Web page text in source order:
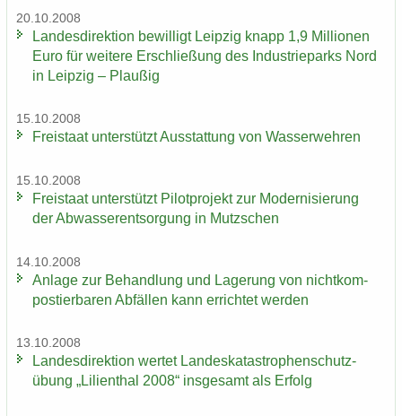
20.10.2008
Lan­des­di­rek­ti­on be­wil­ligt Leip­zig knapp 1,9 Mil­lio­nen
Euro für wei­te­re Er­schlie­ßung des In­dus­trie­parks Nord
in Leip­zig – Plau­ßig
15.10.2008
Frei­staat un­ter­stützt Aus­stat­tung von Was­ser­weh­ren
15.10.2008
Frei­staat un­ter­stützt Pi­lot­pro­jekt zur Mo­der­ni­sie­rung
der Ab­was­ser­ent­sor­gung in Mutz­schen
14.10.2008
An­la­ge zur Be­hand­lung und La­ge­rung von nicht­kom­
pos­tier­ba­ren Ab­fäl­len kann er­rich­tet wer­den
13.10.2008
Lan­des­di­rek­ti­on wer­tet Lan­des­ka­ta­stro­phen­schutz­
übung „Li­li­en­thal 2008“ ins­ge­samt als Er­folg